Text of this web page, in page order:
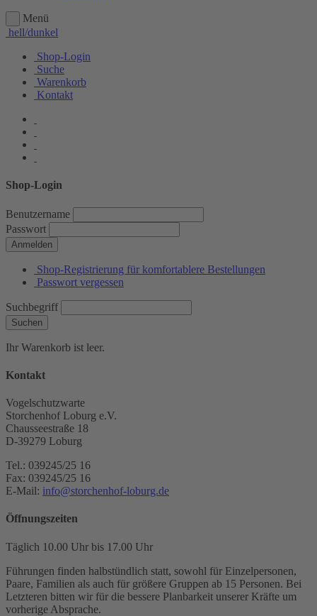
Menü
hell/dunkel
Shop-Login
Suche
Warenkorb
Kontakt
Shop-Login
Benutzername
Passwort
Anmelden
Shop-Registrierung für komfortablere Bestellungen
Passwort vergessen
Suchbegriff
Suchen
Ihr Warenkorb ist leer.
Kontakt
Vogelschutzwarte
Storchenhof Loburg e.V.
Chausseestraße 18
D-39279 Loburg
Tel.: 039245/25 16
Fax: 039245/25 16
E-Mail: info@storchenhof-loburg.de
Öffnungszeiten
Täglich 10.00 Uhr bis 17.00 Uhr
Führungen finden halbstündlich statt, sowohl für Einzelpersonen,
Paare, Familien als auch für größere Gruppen ab 15 Personen. Bei
Letzteren bitten wir für die bessere Planbarkeit unserer Kräfte um
vorherige Absprache.